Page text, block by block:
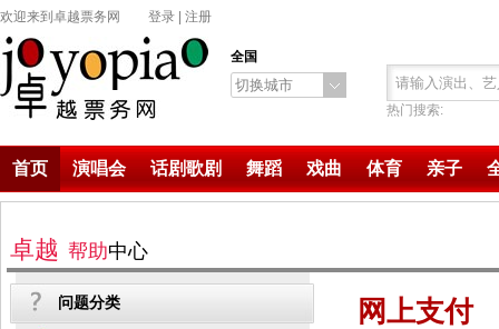
欢迎来到卓越票务网 登录 注册
全国
切换城市
热门搜索:
首页 演唱会 话剧歌剧 舞蹈 戏曲 体育 亲子
卓越 帮助中心
问题分类 网上支付